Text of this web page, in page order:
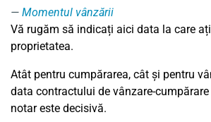
Momentul vânzării
Vă rugăm să indicați aici data la care
proprietatea.
Atât pentru cumpărarea, cât și pentru
data contractului de vânzare-
notar este decisivă.